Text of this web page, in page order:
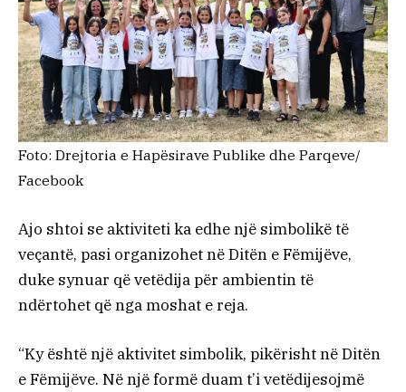
Foto: Drejtoria e Hapësirave Publike dhe Parqeve/
Facebook
Ajo shtoi se aktiviteti ka edhe një simbolikë të
veçantë, pasi organizohet në Ditën e Fëmijëve,
duke synuar që vetëdija për ambientin të
ndërtohet që nga moshat e reja.
“Ky është një aktivitet simbolik, pikërisht në Ditën
e Fëmijëve. Në një formë duam t’i vetëdijesojmë